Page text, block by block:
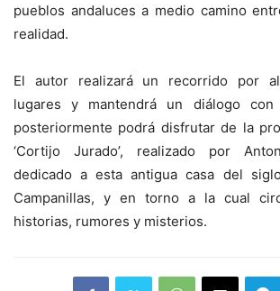
pueblos andaluces a medio camino
realidad.
El autor realizará un recorrido por
lugares y mantendrá un diálogo
posteriormente podrá disfrutar de la
‘Cortijo Jurado’, realizado por
dedicado a esta antigua casa del
Campanillas, y en torno a la cual
historias, rumores y misterios.